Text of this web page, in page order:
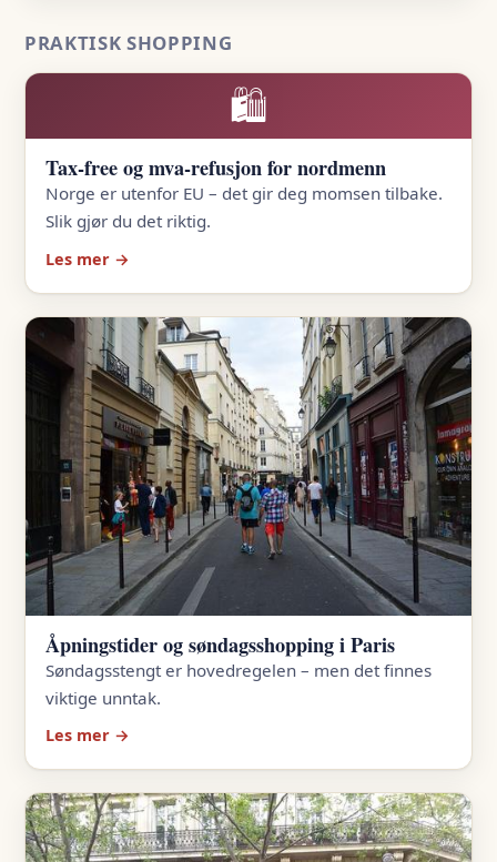
PRAKTISK SHOPPING
🛍️
Tax-free og mva-refusjon for nordmenn
Norge er utenfor EU – det gir deg momsen tilbake.
Slik gjør du det riktig.
Les mer →
Åpningstider og søndagsshopping i Paris
Søndagsstengt er hovedregelen – men det finnes
viktige unntak.
Les mer →